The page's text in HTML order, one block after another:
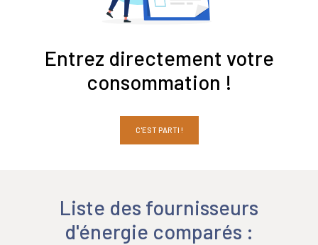
Entrez directement votre
consommation !
C'EST PARTI !
Liste des fournisseurs
d'énergie comparés :